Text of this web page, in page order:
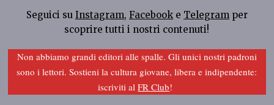
Seguici su Instagram, Facebooke Telegramper
scoprire tutti i nostri contenuti!
Non abbiamo grandi editori alle spalle. Gli unici nostri padroni
sono i lettori. Sostieni la cultura giovane, libera e indipendente:
iscriviti alFR Club!